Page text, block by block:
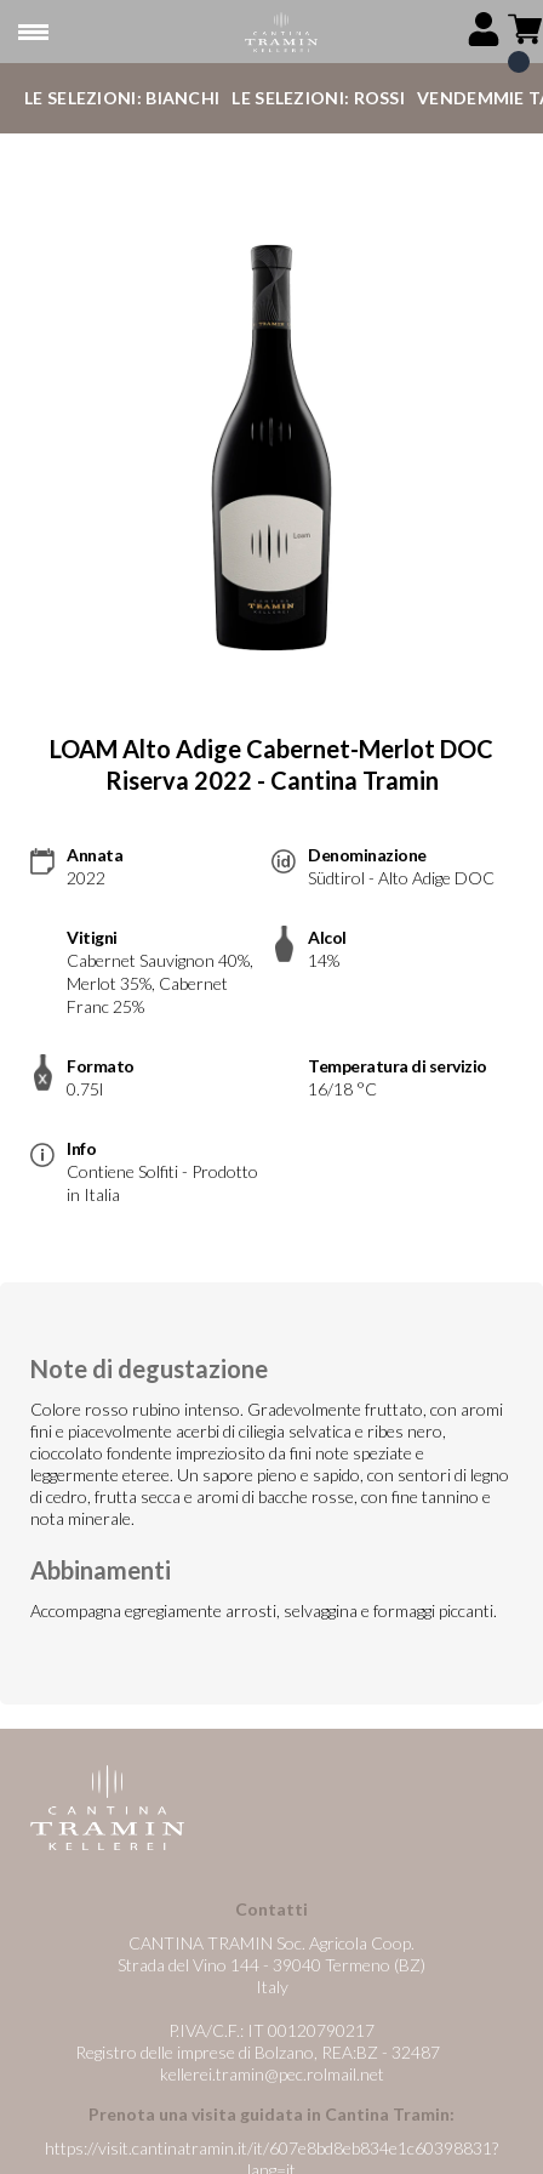
LE SELEZIONI: BIANCHI LE SELEZIONI: ROSSI VENDEMMIE
LOAM Alto Adige Cabernet-Merlot DOC
Riserva 2022 - Cantina Tramin
Annata
2022
Denominazione
Südtirol - Alto Adige DOC
Vitigni
Cabernet Sauvignon 40%,
Merlot 35%, Cabernet
Franc 25%
Alcol
14%
Formato
0.75l
Temperatura di servizio
16/18 °C
Info
Contiene Solfiti - Prodotto
in Italia
Note di degustazione
Colore rosso rubino intenso. Gradevolmente fruttato, con aromi
fini e piacevolmente acerbi di ciliegia selvatica e ribes nero,
cioccolato fondente impreziosito da fini note speziate e
leggermente eteree. Un sapore pieno e sapido, con sentori di legno
di cedro, frutta secca e aromi di bacche rosse, con fine tannino e
nota minerale.
Abbinamenti
Accompagna egregiamente arrosti, selvaggina e formaggi piccanti.
Contatti
CANTINA TRAMIN Soc. Agricola Coop.
Strada del Vino 144 - 39040 Termeno (BZ)
Italy
P.IVA/C.F.: IT 00120790217
Registro delle imprese di Bolzano, REA:BZ - 32487
kellerei.tramin@pec.rolmail.net
Prenota una visita guidata in Cantina Tramin:
https://visit.cantinatramin.it/it/607e8bd8eb834e1c60398831?
lang=it